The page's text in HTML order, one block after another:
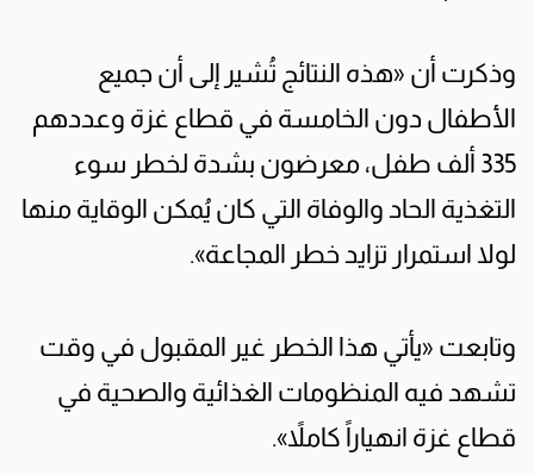
وذكرت أن «هذه النتائج تُشير إلى أن جميع
الأطفال دون الخامسة في قطاع غزة وعددهم
335 ألف طفل، معرضون بشدة لخطر سوء
التغذية الحاد والوفاة التي كان يُمكن الوقاية منها
لولا استمرار تزايد خطر المجاعة».
وتابعت «يأتي هذا الخطر غير المقبول في وقت
تشهد فيه المنظومات الغذائية والصحية في
قطاع غزة انهياراً كاملاً».